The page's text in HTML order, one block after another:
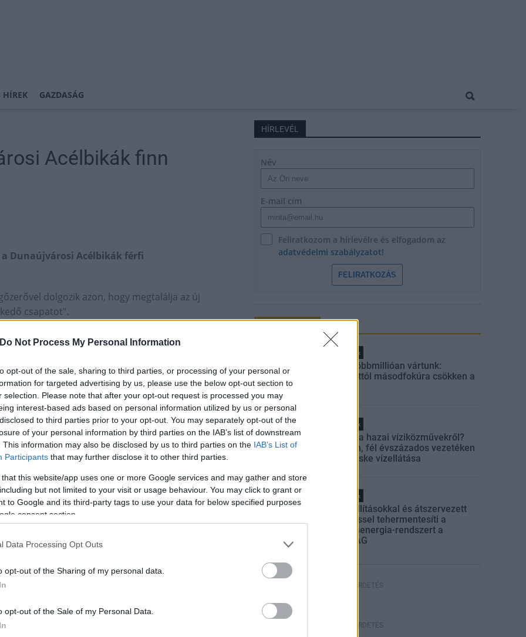
Do Not Process My Personal Information
opt-out of the sale, sharing to third parties, or processing of your personal or
for targeted advertising by us, please use the below opt-out section to
selection. Please note that after your opt-out request is processed you may
interest-based ads based on personal information utilized by us or personal
to third parties prior to your opt-out. You may separately opt-out of the
of your personal information by third parties on the IAB’s list of downstream
This information may also be disclosed by us to third parties on the IAB’s List of
Participants that may further disclose it to other third parties.
that this website/app uses one or more Google services and may gather and store
but not limited to your visit or usage behaviour. You may click to grant or
to Google and its third-party tags to use your data for below specified purposes
consent section.
Data Processing Opt Outs
opt-out of the Sharing of my personal data.
opt-out of the Sale of my Personal Data.
HÍREK GAZDASÁG
Acélbikák finn
Dunaújvárosi Acélbikák férfi
dolgozik azon, hogy megtalálja az új
csapatot".
nyolcat nyert meg, így 25 pontjával a
hogy legutóbbi nyolc találkozójából csak kettőn
mérföldköve a felülvizsgálat
Elkészült a Liszt Ferenc repülőtér
HÍRLEVÉL
Név
E-mail cím
Feliratkozom a hírlevélre és elfogadom az
adatvédelmi szabályzatot!
FELIRATKOZÁS
Helyi hírek
Amire többmillióan vártunk:
szombattól másodfokúra csökken a
Helyi hírek
Látlelet a hazai víziközművekről?
Egyetlen, fél évszázados vezetéken
múlt Bicske vízellátása
Helyi hírek
Gyárleállításokkal és átszervezett
termeléssel tehermentesíti a
villamosenergia-rendszert a
STRABAG
HIRDETÉS
HIRDETÉS